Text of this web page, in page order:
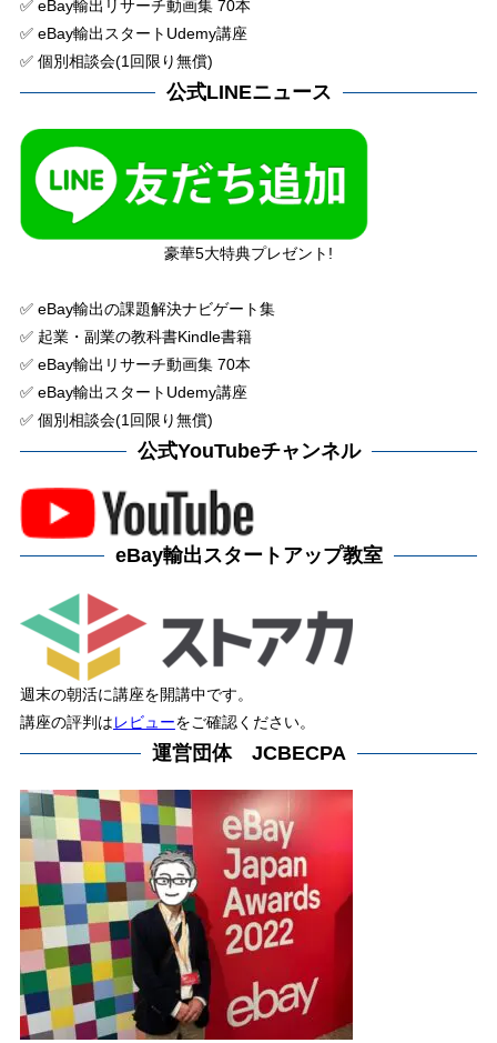
✅ eBay輸出リサーチ動画集 70本
✅ eBay輸出スタートUdemy講座
✅ 個別相談会(1回限り無償)
公式LINEニュース
豪華5大特典プレゼント!
✅ eBay輸出の課題解決ナビゲート集
✅ 起業・副業の教科書Kindle書籍
✅ eBay輸出リサーチ動画集 70本
✅ eBay輸出スタートUdemy講座
✅ 個別相談会(1回限り無償)
公式YouTubeチャンネル
eBay輸出スタートアップ教室
週末の朝活に講座を開講中です。
講座の評判はレビューをご確認ください。
運営団体 JCBECPA